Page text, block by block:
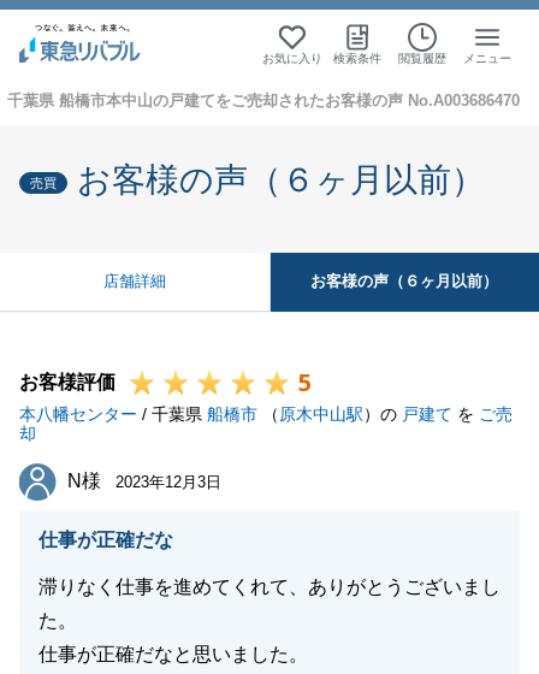
お気に入り 検索条件 閲覧履歴 メニュー
千葉県 船橋市本中山の戸建てをご売却されたお客様の声 No.A003686470
売買 お客様の声（６ヶ月以前）
店舗詳細 お客様の声（６ヶ月以前）
お客様評価 5
本八幡センター / 千葉県 船橋市 （ 原木中山駅）の 戸建て を ご売
却
N様
N様 2023年12月3日
仕事が正確だな
滞りなく仕事を進めてくれて、ありがとうございまし
た。
仕事が正確だなと思いました。